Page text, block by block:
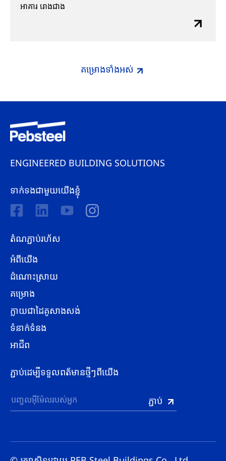
អាគារ រោងជាង
គម្រោង​ទាំងអស់
ENGINEERED BUILDING SOLUTIONS
ទាក់ទងជាមួយយើងខ្ញុំ
តំណភ្ជាប់រហ័ស
អំពីយើង
ដំណោះស្រាយ
គម្រោង
ក្លាយជាដៃគូសាងសង់
ទំនាក់ទំនង
អាជីព
ភ្ជាប់ដេម្បីទទួលពត័មានថ្មីៗពីយើង